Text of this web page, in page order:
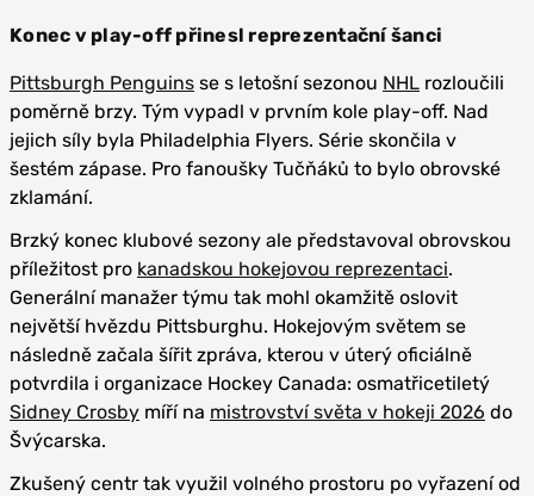
Konec v play-off přinesl reprezentační šanci
Pittsburgh Penguins se s letošní sezonou NHL rozloučili
poměrně brzy. Tým vypadl v prvním kole play-off. Nad
jejich síly byla Philadelphia Flyers. Série skončila v
šestém zápase. Pro fanoušky Tučňáků to bylo obrovské
zklamání.
Brzký konec klubové sezony ale představoval obrovskou
příležitost pro kanadskou hokejovou reprezentaci.
Generální manažer týmu tak mohl okamžitě oslovit
největší hvězdu Pittsburghu. Hokejovým světem se
následně začala šířit zpráva, kterou v úterý oficiálně
potvrdila i organizace Hockey Canada: osmatřicetiletý
Sidney Crosby míří na mistrovství světa v hokeji 2026 do
Švýcarska.
Zkušený centr tak využil volného prostoru po vyřazení od